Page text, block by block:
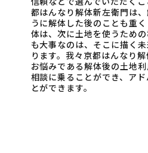
都はんなり解体新左衛門は
うに解体した後のことも重
体は、次に土地を使うため
も大事なのは、そこに描く
ります。我々京都はんなり
お悩みである解体後の土地
相談に乗ることができ、ア
とができます。